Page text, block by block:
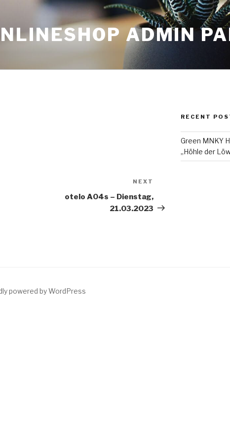
ADMIN
NEXT
otelo A04s – Dienstag,
21.03.2023
RECENT
Green MNKY
„Höhle der
powered by WordPress